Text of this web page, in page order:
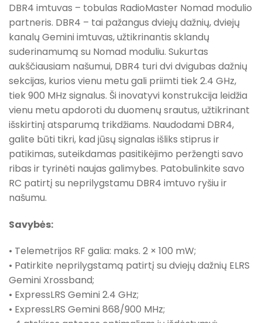
DBR4 imtuvas – tobulas RadioMaster Nomad modulio
partneris. DBR4 – tai pažangus dviejų dažnių, dviejų
kanalų Gemini imtuvas, užtikrinantis sklandų
suderinamumą su Nomad moduliu. Sukurtas
aukščiausiam našumui, DBR4 turi dvi dvigubas dažnių
sekcijas, kurios vienu metu gali priimti tiek 2.4 GHz,
tiek 900 MHz signalus. Ši inovatyvi konstrukcija leidžia
vienu metu apdoroti du duomenų srautus, užtikrinant
išskirtinį atsparumą trikdžiams. Naudodami DBR4,
galite būti tikri, kad jūsų signalas išliks stiprus ir
patikimas, suteikdamas pasitikėjimo peržengti savo
ribas ir tyrinėti naujas galimybes. Patobulinkite savo
RC patirtį su neprilygstamu DBR4 imtuvo ryšiu ir
našumu.
Savybės:
• Telemetrijos RF galia: maks. 2 × 100 mW;
• Patirkite neprilygstamą patirtį su dviejų dažnių ELRS
Gemini Xrossband;
• ExpressLRS Gemini 2.4 GHz;
• ExpressLRS Gemini 868/900 MHz;